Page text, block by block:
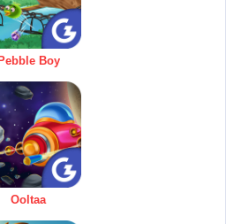
Pebble Boy
Ooltaa